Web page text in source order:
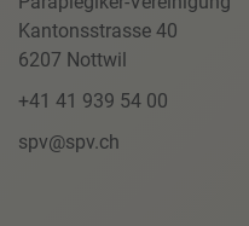
Kantonsstrasse 40
6207 Nottwil
+41 41 939 54 00
spv@spv.ch